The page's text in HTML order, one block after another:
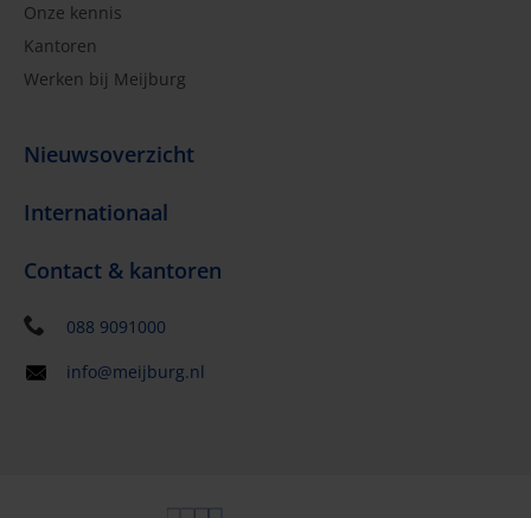
Onze kennis
Kantoren
Werken bij Meijburg
Nieuwsoverzicht
Internationaal
Contact & kantoren
088 9091000
info@meijburg.nl